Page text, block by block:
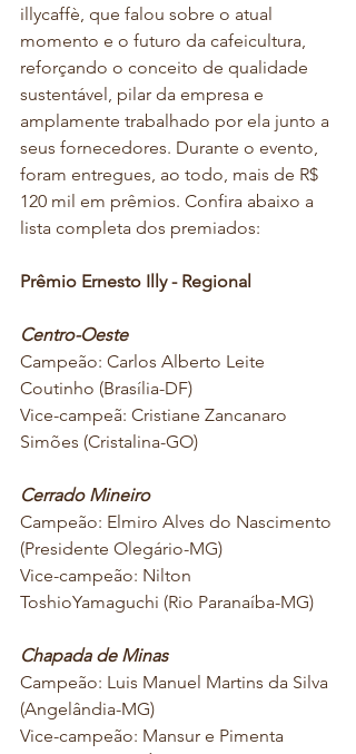
illycaffè, que falou sobre o atual
momento e o futuro da cafeicultura,
reforçando o conceito de qualidade
sustentável, pilar da empresa e
amplamente trabalhado por ela junto a
seus fornecedores. Durante o evento,
foram entregues, ao todo, mais de R$
120 mil em prêmios. Confira abaixo a
lista completa dos premiados:
Prêmio Ernesto Illy - Regional
Centro-Oeste
Campeão: Carlos Alberto Leite
Coutinho (Brasília-DF)
Vice-campeã: Cristiane Zancanaro
Simões (Cristalina-GO)
Cerrado Mineiro
Campeão: Elmiro Alves do Nascimento
(Presidente Olegário-MG)
Vice-campeão: Nilton
ToshioYamaguchi (Rio Paranaíba-MG)
Chapada de Minas
Campeão: Luis Manuel Martins da Silva
(Angelândia-MG)
Vice-campeão: Mansur e Pimenta